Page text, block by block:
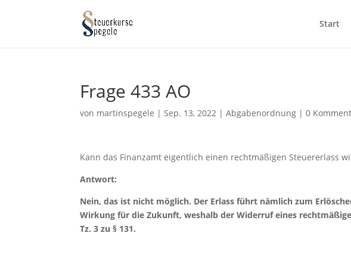
Start
Frage 433 AO
von martinspegele |Sep. 13, 2022 |Abgabenordnung |0
Kann das Finanzamt eigentlich einen rechtmäßigen Steuererlass
Antwort:
Nein, das ist nicht möglich. Der Erlass führt nämlich zum
Wirkung für die Zukunft, weshalb der Widerruf eines
Tz. 3 zu § 131.